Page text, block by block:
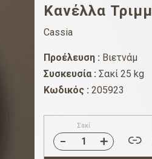
Κανέλλα
Cassia
Προέλευση : Βιετνάμ
Συσκευσία : Σακί 25 kg
Κωδικός : 205923
Σακί